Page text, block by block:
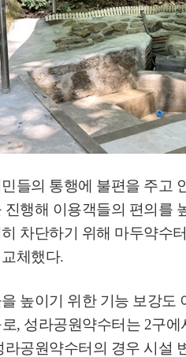
들의 통행에 불편을 주고
진행해 이용객들의 편의를
차단하기 위해 마두약수
체했다.
높이기 위한 기능 보강도
, 성라공원약수터는 2구에
라공원약수터의 경우 시설
'멈춘 고양, 다시 뛰게!' 민경선 고양
시장 취임
민선8기 마무리 한 이동환 고양시장
이임식
'제38회 고양행주문화제' 행주산성
일대 개최
고양환경에너지시설(소각장) 소방